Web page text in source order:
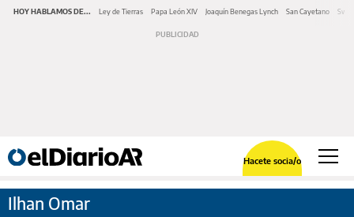
HOY HABLAMOS DE... Ley de Tierras Papa León XIV Joaquín Benegas Lynch San Cayetano
Hacete socia/o
Ilhan Omar